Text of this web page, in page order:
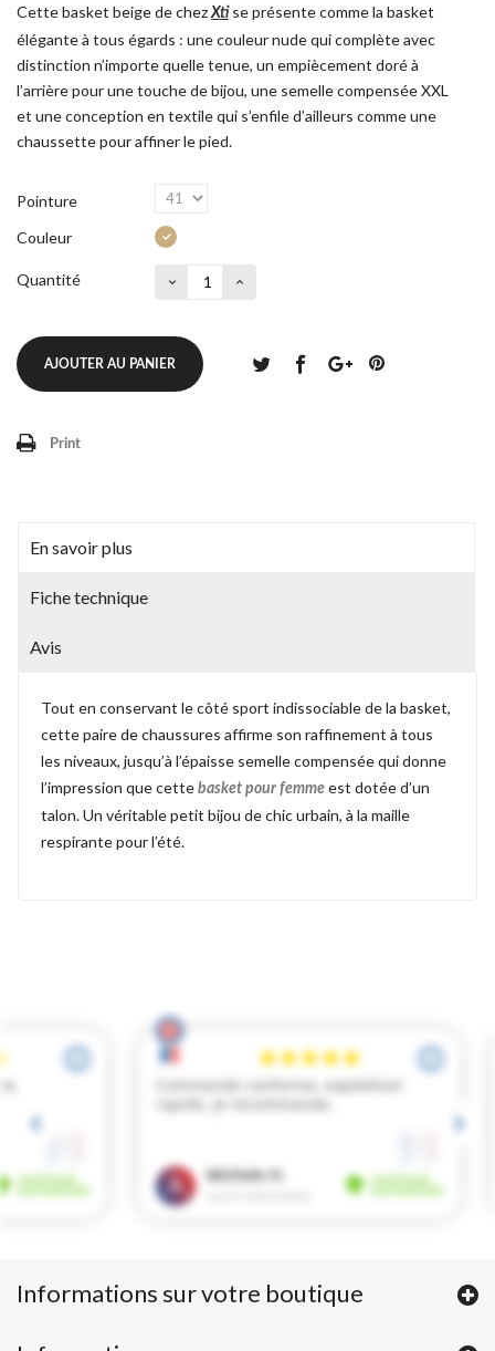
Cette basket beige de chez Xtise présente comme la basket
élégante à tous égards : une couleur nude qui complète avec
distinction n’importe quelle tenue, un empiècement doré à
l’arrière pour une touche de bijou, une semelle compensée XXL
et une conception en textile qui s’enfile d’ailleurs comme une
chaussette pour affiner le pied.
Pointure
Couleur
Quantité
AJOUTER AU PANIER
Print
En savoir plus
Fiche technique
Avis
Tout en conservant le côté sport indissociable de la basket,
cette paire de chaussures affirme son raffinement à tous
les niveaux, jusqu’à l’épaisse semelle compensée qui donne
l’impression que cette basket pour femme est dotée d’un
talon. Un véritable petit bijou de chic urbain, à la maille
respirante pour l’été.
Informations sur votre boutique